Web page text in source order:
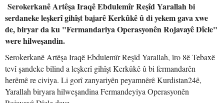
Serokerkanê Artêşa Iraqê Ebdulemîr Reşîd Yarallah bi
serdaneke leşkerî gihîşt bajarê Kerkûkê û di yekem gava xwe
de, biryar da ku "Fermandariya Operasyonên Rojavayê Dîcle"
were hilweşandin.
Serokerkanê Artêşa Iraqê Ebdulemîr Reşîd Yarallah, îro 8ê Tebaxê
tevî şandeke bilind a leşkerî gihîşt Kerkûkê û bi fermandarên
herêmê re civiya. Li gorî zanyariyên peyamnêrê Kurdistan24ê,
Yarallah biryara hilweşandina Fermandeyiya Operasyonên